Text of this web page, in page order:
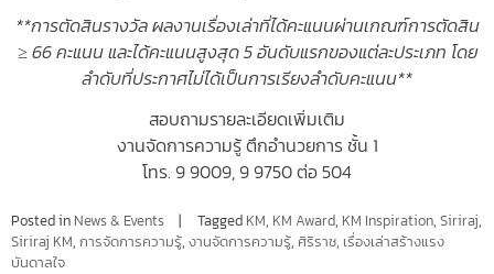
**การตัดสินรางวัล ผลงานเรื่องเล่าที่ได้คะแนนผ่านเกณฑ์การตัดสิน
≥ 66 คะแนน และได้คะแนนสูงสุด 5 อันดับแรกของแต่ละประเภท โดย
ลำดับที่ประกาศไม่ได้เป็นการเรียงลำดับคะแนน**
สอบถามรายละเอียดเพิ่มเติม
งานจัดการความรู้ ตึกอำนวยการ ชั้น 1
โทร. 9 9009, 9 9750 ต่อ 504
Posted in News & Events Tagged KM, KM Award, KM Inspiration, Siriraj,
Siriraj KM, การจัดการความรู้, งานจัดการความรู้, ศิริราช, เรื่องเล่าสร้างแรง
บันดาลใจ